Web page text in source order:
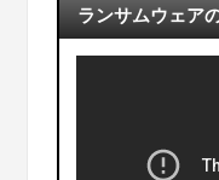
ランサムウェア